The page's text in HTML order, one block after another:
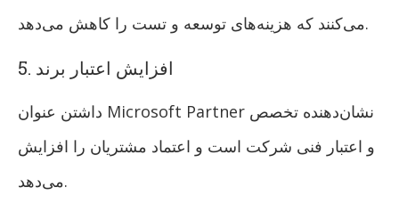
می‌کنند که هزینه‌های توسعه و تست را کاهش می‌دهد.
5. افزایش اعتبار برند
داشتن عنوان Microsoft Partner نشان‌دهنده تخصص
و اعتبار فنی شرکت است و اعتماد مشتریان را افزایش
می‌دهد.